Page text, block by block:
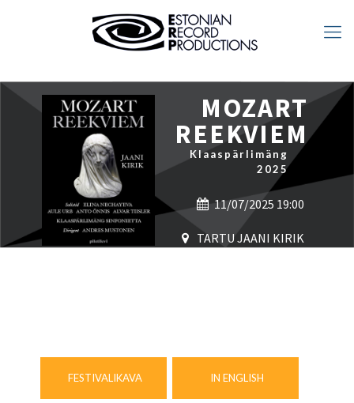
MOZART
REEKVIEM
Klaaspärlimäng
2025
11/07/2025 19:00
TARTU JAANI KIRIK
FESTIVALIKAVA IN ENGLISH